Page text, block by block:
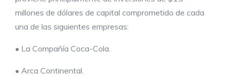
millones de dólares de capital comprometido de cada
una de las siguientes empresas:
• La Compañía Coca-Cola.
• Arca Continental.